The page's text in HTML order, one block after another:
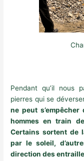
Pendant qu’il nous
pierres qui se
ne peut
hommes en train
Certains sortent de
par le soleil,
direction des